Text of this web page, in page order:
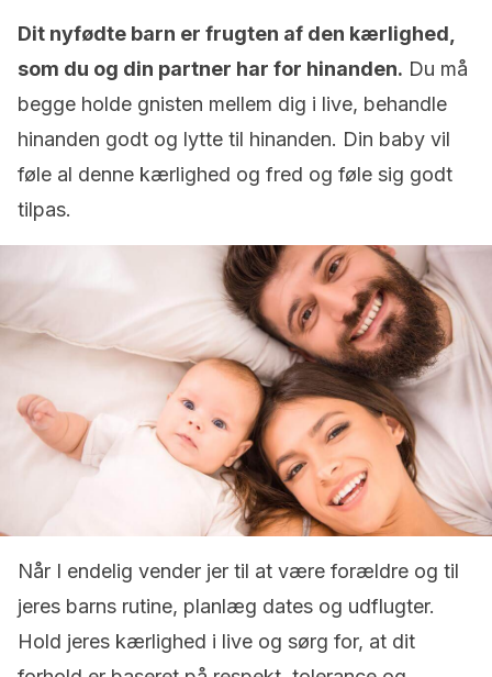
Dit nyfødte barn er frugten af ​​den kærlighed,
som du og din partner har for hinanden. Du må
begge holde gnisten mellem dig i live, behandle
hinanden godt og lytte til hinanden. Din baby vil
føle al denne kærlighed og fred og føle sig godt
tilpas.
Når I endelig vender jer til at være forældre og til
jeres barns rutine, planlæg dates og udflugter.
Hold jeres kærlighed i live og sørg for, at dit